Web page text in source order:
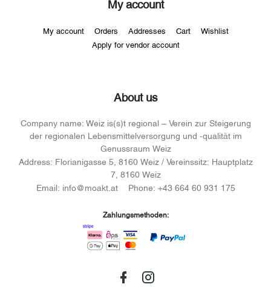
My account
My account Orders Addresses Cart Wishlist
Apply for vendor account
About us
Company name: Weiz is(s)t regional – Verein zur Steigerung
der regionalen Lebensmittelversorgung und -qualität im
Genussraum Weiz
Address: Florianigasse 5, 8160 Weiz / Vereinssitz: Hauptplatz
7, 8160 Weiz
Email: info@moakt.at Phone: +43 664 60 931 175
Zahlungsmethoden: